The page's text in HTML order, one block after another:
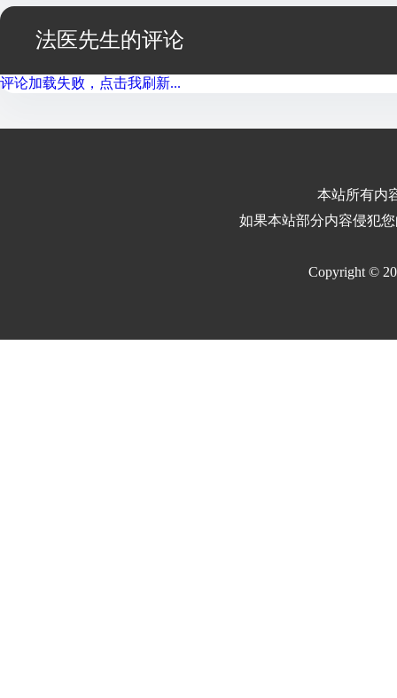
法医先生的评论
评论加载失败，点击我刷新...
本站所有内
如果本站部分内容侵犯
Copyright ©